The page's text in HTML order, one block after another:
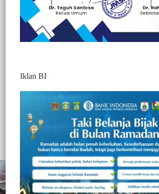
BERITA VIDEO :
ADAT, AAT BERBAGI
COKLAT KE PENGGUNA
Redaksi Jurnaltivi
0 Min Baca
Minggu, 14 Februari 2021
Iklan BI